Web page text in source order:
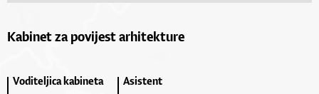
Kabinet za povijest arhitekture
Voditeljica kabineta Asistent